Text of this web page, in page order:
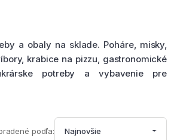
a obaly na sklade. Poháre, misky,
krabice na pizzu, gastronomické
potreby a vybavenie pre
podľa: Najnovšie